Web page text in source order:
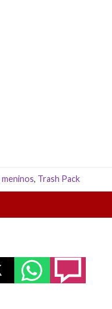
meninos, Trash Pack